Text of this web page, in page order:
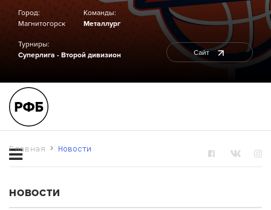
Город:
Магнитогорск
Команды:
Металлург
Турниры:
Суперлига - Второй дивизион
Сайт
Главная Новости
НОВОСТИ